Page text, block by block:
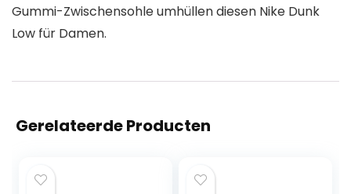
Gummi-Zwischensohle umhüllen diesen Nike Dunk
Low für Damen.
Gerelateerde Producten